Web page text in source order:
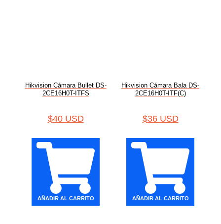
Hikvision Cámara Bullet DS-
2CE16H0T-ITFS
$40 USD
AÑADIR AL CARRITO
Hikvision Cámara Bala DS-
2CE16H0T-ITF(C)
$36 USD
AÑADIR AL CARRITO